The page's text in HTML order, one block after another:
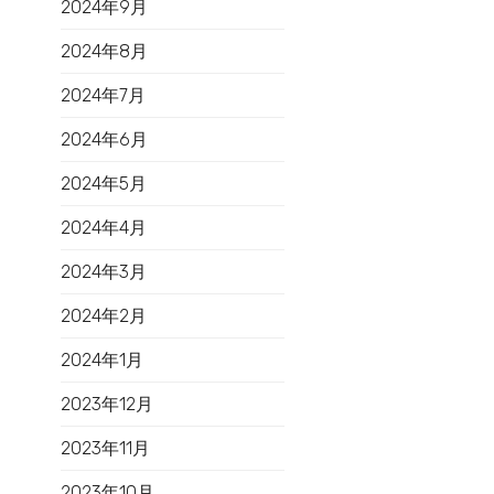
2024年9月
2024年8月
2024年7月
2024年6月
2024年5月
2024年4月
2024年3月
2024年2月
2024年1月
2023年12月
2023年11月